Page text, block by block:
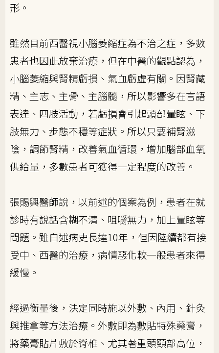
形。
雖然目前西醫視小腦萎縮症為不治之症，多數
患者也因此放棄治療，但在中醫的觀點認為，
小腦萎縮與腎精虧損、氣血虧虛有關。因腎藏
精、主志、主骨、主腦髓，所以影響多在言語
表達、四肢活動，若虧損會引起頭部暈眩、下
肢無力、步態不穩等症狀。所以只要補腎滋
陰，調節腎精，改善氣血循環，增加腦部血氧
供給量，多數患者可獲得一定程度的改善。
張賜興醫師說，以前述的個案為例，患者在就
診時有說話含糊不清、咀嚼無力，加上暈眩等
問題。雖自述病史長達10年，但因陸續都有接
受中、西醫的治療，病情惡化較一般患者來得
緩慢。
經過衡量後，決定同時施以外敷、內用、針灸
與推拿等方法治療。外敷即為敷貼特殊藥膏，
將藥膏貼片敷於脊椎、尤其著重頭頸部高位，